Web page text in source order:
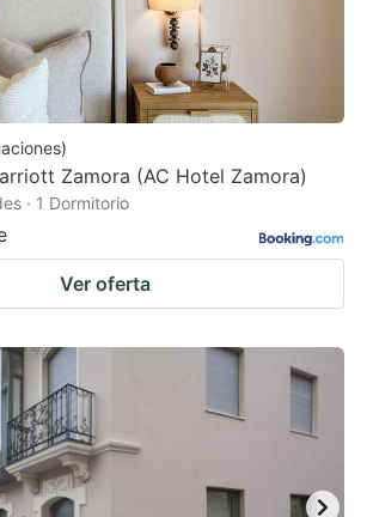
)
Zamora (AC Hotel Zamora)
· 1 Dormitorio
Ver oferta